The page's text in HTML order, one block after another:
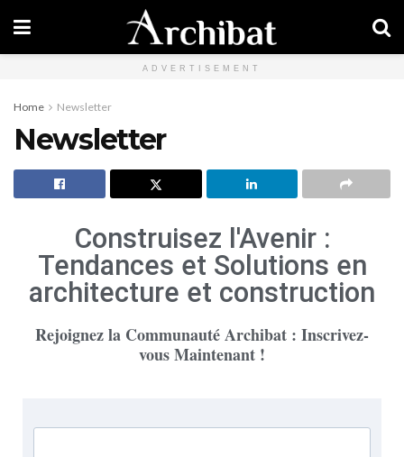
ADVERTISEMENT
Home Newsletter
Newsletter
Construisez l'Avenir :
Tendances et Solutions en
architecture et construction
Rejoignez la Communauté Archibat : Inscrivez-
vous Maintenant !